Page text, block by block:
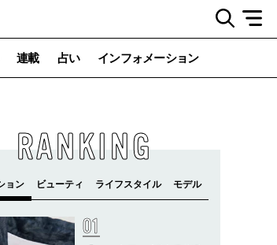
連載 占い インフォメーション
RANKING